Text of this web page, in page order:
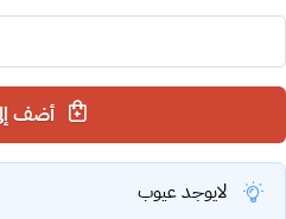
أضف إلى السلة
لايوجد عيوب